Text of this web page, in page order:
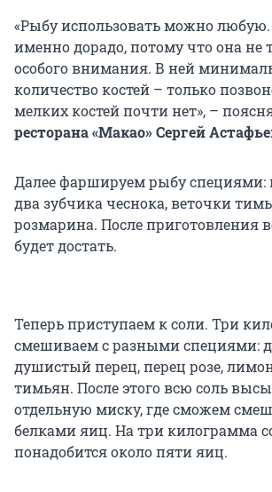
«Рыбу использовать можно
именно дорадо, потому что она не
особого внимания. В ней
количество костей – только
мелких костей почти нет», –
ресторана «Макао» Сергей
Далее фаршируем рыбу специями:
два зубчика чеснока, веточки
розмарина. После приготовления
будет достать.
Теперь приступаем к соли. Три
смешиваем с разными специями:
душистый перец, перец розе,
тимьян. После этого всю соль
отдельную миску, где сможем
белками яиц. На три килограмма
понадобится около пяти яиц.